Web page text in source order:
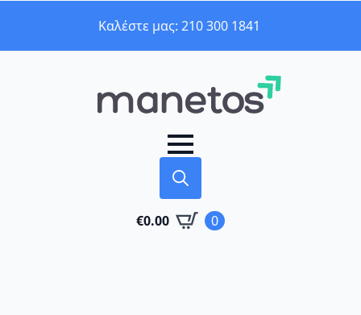
Καλέστε μας: 210 300 1841
for:
€0.00 0